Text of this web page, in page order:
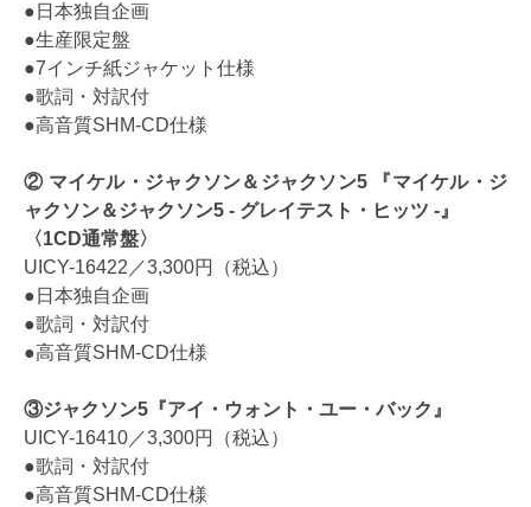
●日本独自企画
●生産限定盤
●7インチ紙ジャケット仕様
●歌詞・対訳付
●高音質SHM-CD仕様
② マイケル・ジャクソン＆ジャクソン5 『マイケル・ジ
ャクソン＆ジャクソン5 - グレイテスト・ヒッツ -』
〈1CD通常盤〉
UICY-16422／3,300円（税込）
●日本独自企画
●歌詞・対訳付
●高音質SHM-CD仕様
③ジャクソン5『アイ・ウォント・ユー・バック』
UICY-16410／3,300円（税込）
●歌詞・対訳付
●高音質SHM-CD仕様